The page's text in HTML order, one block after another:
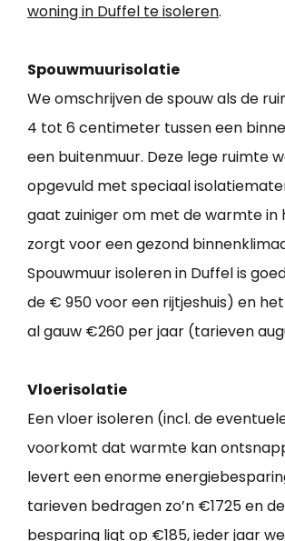
woning in Duffel te isoleren.
Spouwmuurisolatie
We omschrijven de spouw als de
4 tot 6 centimeter tussen een
een buitenmuur. Deze lege ruimte
opgevuld met speciaal
gaat zuiniger om met de warmte in
zorgt voor een gezond
Spouwmuur isoleren in Duffel is
de € 950 voor een rijtjeshuis) en
al gauw €260 per jaar (tarieven
Vloerisolatie
Een vloer isoleren (incl. de
voorkomt dat warmte kan
levert een enorme
tarieven bedragen zo’n €1725 en
besparing ligt op €185, ieder jaar